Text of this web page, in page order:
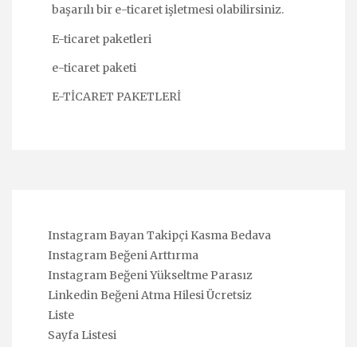
başarılı bir e-ticaret işletmesi olabilirsiniz.
E-ticaret paketleri
e-ticaret paketi
E-TİCARET PAKETLERİ
Instagram Bayan Takipçi Kasma Bedava
Instagram Beğeni Arttırma
Instagram Beğeni Yükseltme Parasız
Linkedin Beğeni Atma Hilesi Ücretsiz
Liste
Sayfa Listesi